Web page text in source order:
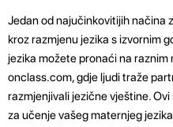
Jedan od najučinkovitijih načina
kroz razmjenu jezika s izvornim
jezika možete pronaći na
onclass.com, gdje ljudi traže
razmjenjivali jezične vještine.
za učenje vašeg maternjeg